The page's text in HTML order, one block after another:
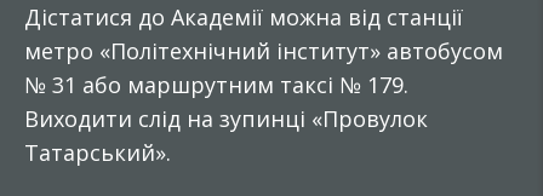
Дістатися до Академії можна від станції
метро «Політехнічний інститут» автобусом
№ 31 або маршрутним таксі № 179.
Виходити слід на зупинці «Провулок
Татарський».